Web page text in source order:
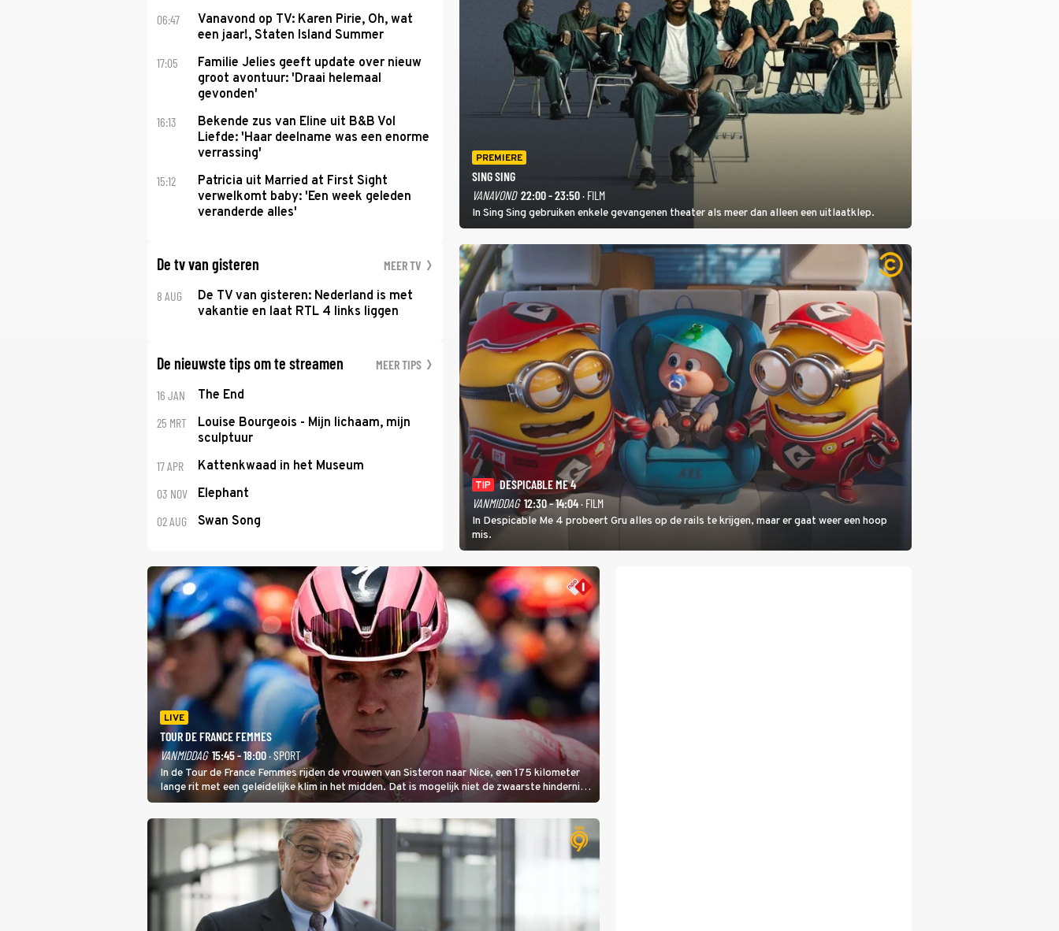
06:47
Vanavond op TV: Karen Pirie, Oh, wat
een jaar!, Staten Island Summer
17:05
Familie Jelies geeft update over nieuw
groot avontuur: 'Draai helemaal
gevonden'
16:13
Bekende zus van Eline uit B&B Vol
Liefde: 'Haar deelname was een enorme
verrassing'
15:12
Patricia uit Married at First Sight
verwelkomt baby: 'Een week geleden
veranderde alles'
De tv van gisteren MEER TV
8 AUG
De TV van gisteren: Nederland is met
vakantie en laat RTL 4 links liggen
De nieuwste tips om te streamen MEER TIPS
16 JAN The End
25 MRT
Louise Bourgeois - Mijn lichaam, mijn
sculptuur
17 APR Kattenkwaad in het Museum
03 NOV Elephant
02 AUG Swan Song
PREMIERE
SING SING
VANAVOND 22:00 - 23:50· FILM
In Sing Sing gebruiken enkele gevangenen theater als meer dan alleen een uitlaatklep.
TIP
DESPICABLE ME 4
VANMIDDAG 12:30 - 14:04· FILM
In Despicable Me 4 probeert Gru alles op de rails te krijgen, maar er gaat weer een hoop
mis.
LIVE
TOUR DE FRANCE FEMMES
VANMIDDAG 15:45 - 18:00· SPORT
In de Tour de France Femmes rijden de vrouwen van Sisteron naar Nice, een 175 kilometer
lange rit met een geleidelijke klim in het midden. Dat is mogelijk niet de zwaarste hindernis,
dat is de temperatuur. Het kan in Nice namelijk bloedheet worden.